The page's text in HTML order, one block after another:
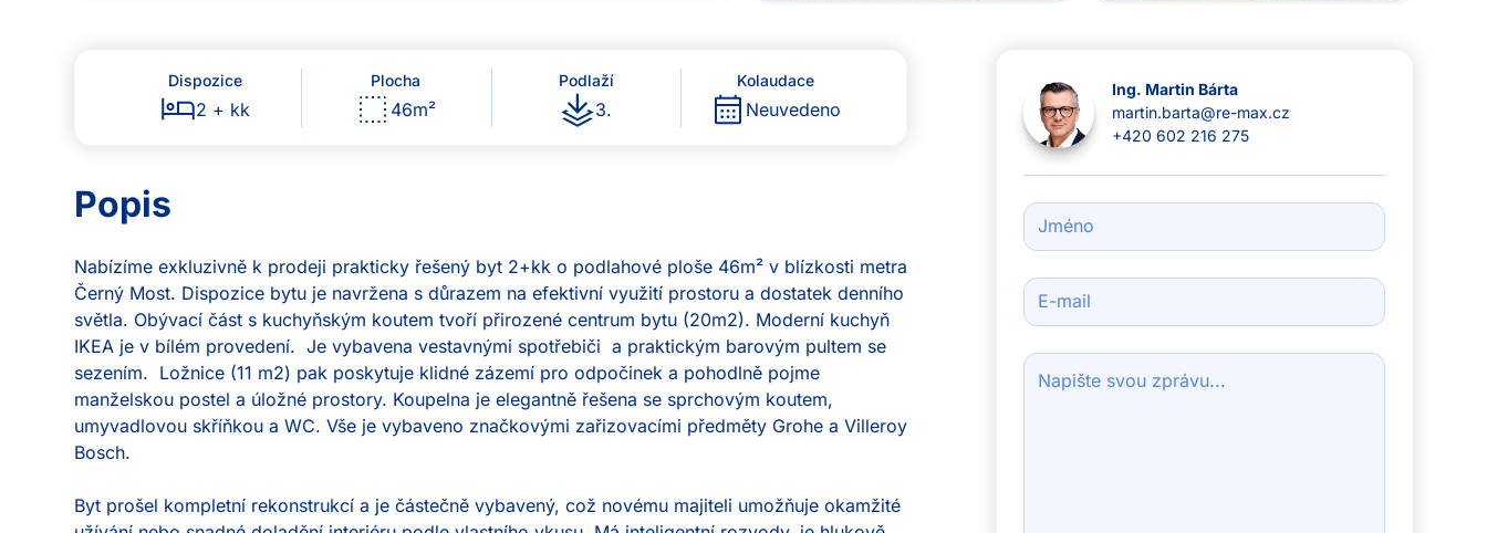
Dispozice
2 + kk
Plocha
46m²
Podlaží
3.
Kolaudace
Neuvedeno
Popis
Nabízíme exkluzivně k prodeji prakticky řešený byt 2+kk o podlahové ploše 46m² v blízkosti metra
Černý Most. Dispozice bytu je navržena s důrazem na efektivní využití prostoru a dostatek denního
světla. Obývací část s kuchyňským koutem tvoří přirozené centrum bytu (20m2). Moderní kuchyň
IKEA je v bílém provedení.  Je vybavena vestavnými spotřebiči  a praktickým barovým pultem se
sezením.  Ložnice (11 m2) pak poskytuje klidné zázemí pro odpočinek a pohodlně pojme
manželskou postel a úložné prostory. Koupelna je elegantně řešena se sprchovým koutem,
umyvadlovou skříňkou a WC. Vše je vybaveno značkovými zařizovacími předměty Grohe a Villeroy
Bosch.
Byt prošel kompletní rekonstrukcí a je částečně vybavený, což novému majiteli umožňuje okamžité
Ing. Martin Bárta
martin.barta@re-max.cz
+420 602 216 275